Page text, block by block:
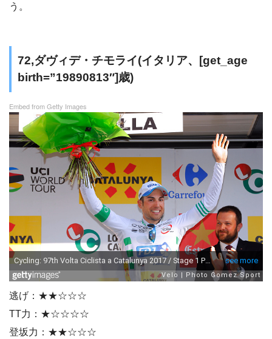
う。
72,ダヴィデ・チモライ(イタリア、[get_age
birth=”19890813″]歳)
Embed from Getty Images
逃げ：★★☆☆☆
TT力：★☆☆☆☆
登坂力：★★☆☆☆